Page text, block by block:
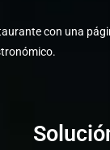
con una